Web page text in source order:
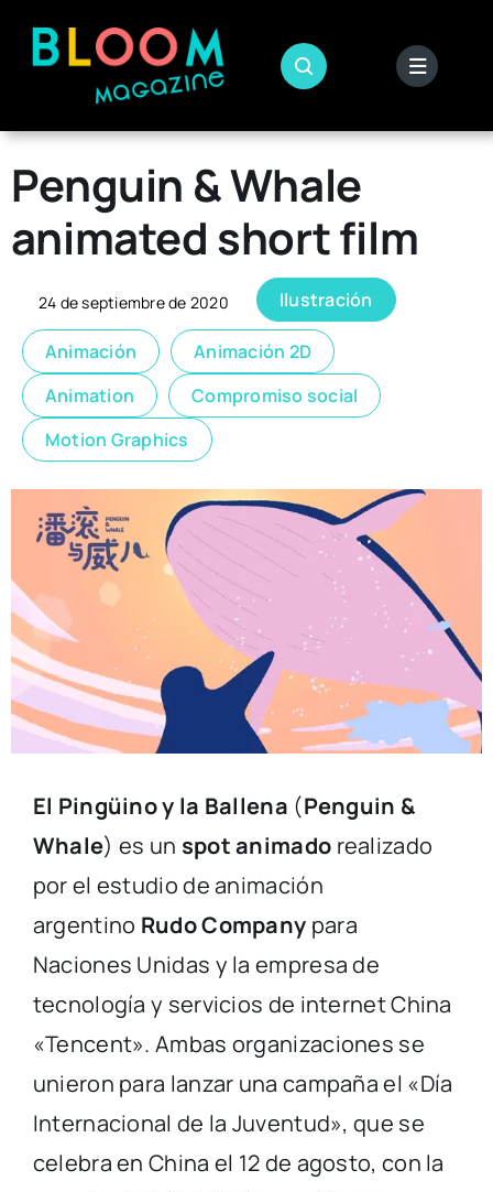
Penguin & Whale
animated short film
24 de septiembre de 2020 Ilustración
Animación
Animación 2D
Animation
Compromiso social
Motion Graphics
El Pingüino y la Ballena (Penguin &
Whale) es un spot animado realizado
por el estudio de animación
argentino Rudo Company para
Naciones Unidas y la empresa de
tecnología y servicios de internet China
«Tencent». Ambas organizaciones se
unieron para lanzar una campaña el «Día
Internacional de la Juventud», que se
celebra en China el 12 de agosto, con la